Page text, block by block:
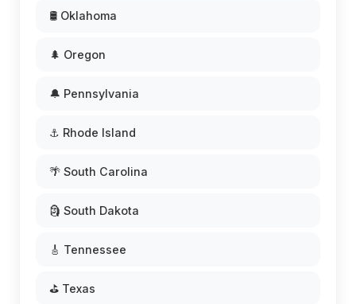
🛢️ Oklahoma
🌲 Oregon
🔔 Pennsylvania
⚓ Rhode Island
🌴 South Carolina
🗿 South Dakota
🎸 Tennessee
⛳ Texas